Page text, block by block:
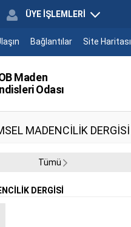
ÜYE İŞLEMLERİ
Bağlantılar Site Haritası
Maden
Odası
MADENCİLİK DERGİSİ
Tümü
DERGİSİ